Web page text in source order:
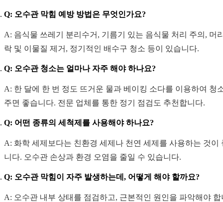
Q: 오수관 막힘 예방 방법은 무엇인가요?
A: 음식물 쓰레기 분리수거, 기름기 있는 음식물 처리 주의, 머
락 및 이물질 제거, 정기적인 배수구 청소 등이 있습니다.
Q: 오수관 청소는 얼마나 자주 해야 하나요?
A: 한 달에 한 번 정도 뜨거운 물과 베이킹 소다를 이용하여 청
주면 좋습니다. 전문 업체를 통한 정기 점검도 추천합니다.
Q: 어떤 종류의 세척제를 사용해야 하나요?
A: 화학 세제보다는 친환경 세제나 천연 세제를 사용하는 것이
니다. 오수관 손상과 환경 오염을 줄일 수 있습니다.
Q: 오수관 막힘이 자주 발생하는데, 어떻게 해야 할까요?
A: 오수관 내부 상태를 점검하고, 근본적인 원인을 파악해야 합